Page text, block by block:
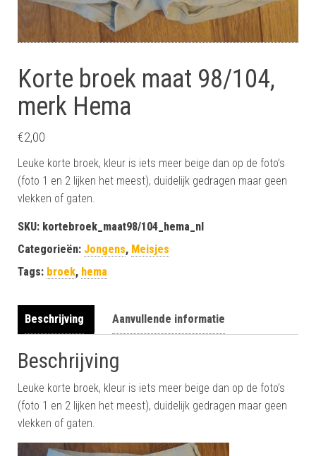
Korte broek maat 98/104,
merk Hema
€2,00
Leuke korte broek, kleur is iets meer beige dan op de foto’s
(foto 1 en 2 lijken het meest), duidelijk gedragen maar geen
vlekken of gaten.
SKU: kortebroek_maat98/104_hema_nl
Categorieën: Jongens, Meisjes
Tags: broek, hema
Beschrijving Aanvullende informatie
Beschrijving
Leuke korte broek, kleur is iets meer beige dan op de foto’s
(foto 1 en 2 lijken het meest), duidelijk gedragen maar geen
vlekken of gaten.